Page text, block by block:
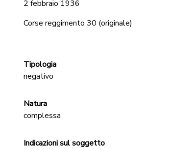
2 febbraio 1936
Corse reggimento 30 (originale)
Tipologia
negativo
Natura
complessa
Indicazioni sul soggetto